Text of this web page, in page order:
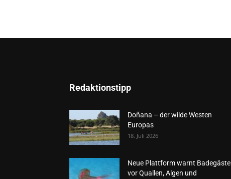
Redaktionstipp
Doñana – der wilde Westen
Europas
18. Juli 2026
Neue Plattform warnt Badegäste
vor Quallen, Algen und